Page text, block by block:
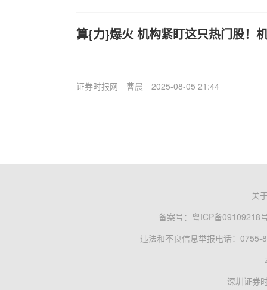
算{力}爆火 机构紧盯这只热门股！
证券时报网 曹晨 2025-08-05 21:44
关
备案号： 粤ICP备09109218
违法和不良信息举报电话：0755-
深圳证券